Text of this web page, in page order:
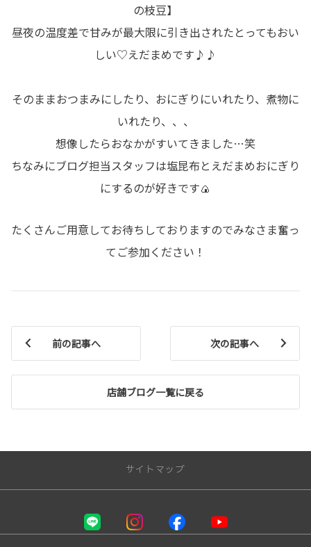
の枝豆】
昼夜の温度差で甘みが最大限に引き出されたとってもおい
しい♡えだまめです♪♪
そのままおつまみにしたり、おにぎりにいれたり、煮物に
いれたり、、、
想像したらおなかがすいてきました…笑
ちなみにブログ担当スタッフは塩昆布とえだまめおにぎり
にするのが好きです🍙
たくさんご用意してお待ちしておりますのでみなさま奮っ
てご参加ください！
前の記事へ
店舗ブログ一覧に戻る
次の記事へ
サイトマップ